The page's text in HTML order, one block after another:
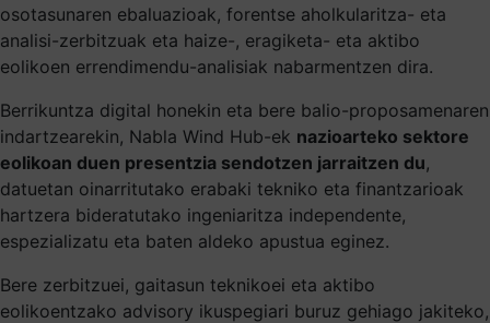
osotasunaren ebaluazioak, forentse aholkularitza- eta
analisi-zerbitzuak eta haize-, eragiketa- eta aktibo
eolikoen errendimendu-analisiak nabarmentzen dira.
Berrikuntza digital honekin eta bere balio-proposamenaren
indartzearekin, Nabla Wind Hub-ek nazioarteko sektore
eolikoan duen presentzia sendotzen jarraitzen du,
datuetan oinarritutako erabaki tekniko eta finantzarioak
hartzera bideratutako ingeniaritza independente,
espezializatu eta baten aldeko apustua eginez.
Bere zerbitzuei, gaitasun teknikoei eta aktibo
eolikoentzako advisory ikuspegiari buruz gehiago jakiteko,